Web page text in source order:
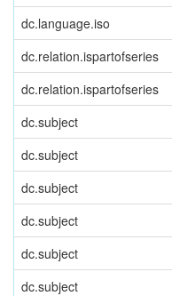
dc.language.iso
dc.relation.ispartofseries
dc.relation.ispartofseries
dc.subject
dc.subject
dc.subject
dc.subject
dc.subject
dc.subject